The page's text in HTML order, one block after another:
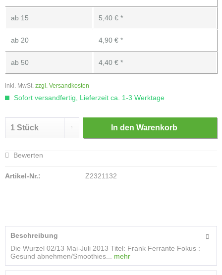
ab 15 5,40 € *
ab 20 4,90 € *
ab 50 4,40 € *
inkl. MwSt. zzgl. Versandkosten
Sofort versandfertig, Lieferzeit ca. 1-3 Werktage
In den Warenkorb
Bewerten
Artikel-Nr.: Z2321132
Beschreibung
Die Wurzel 02/13 Mai-Juli 2013 Titel: Frank Ferrante Fokus :
Gesund abnehmen/Smoothies...
mehr